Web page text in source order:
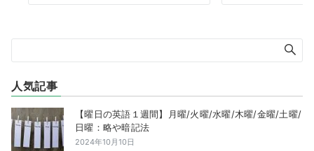
人気記事
【曜日の英語１週間】月曜/火曜/水曜/木曜/金曜/土曜/
日曜：略や暗記法
2024年10月10日